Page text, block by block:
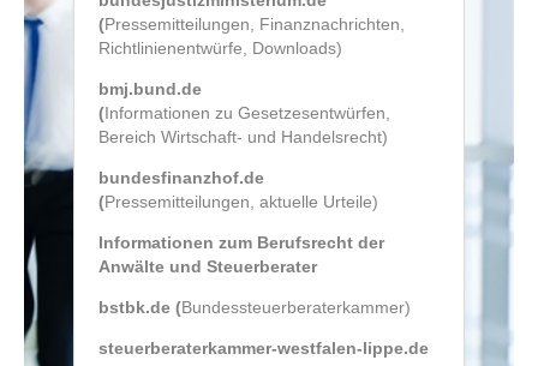
(Pressemitteilungen, Finanznachrichten,
Richtlinienentwürfe, Downloads)
bmj.bund.de
(Informationen zu Gesetzesentwürfen,
Bereich Wirtschaft- und Handelsrecht)
bundesfinanzhof.de
(Pressemitteilungen, aktuelle Urteile)
Informationen zum Berufsrecht der
Anwälte und Steuerberater
bstbk.de (Bundessteuerberaterkammer)
steuerberaterkammer-westfalen-lippe.de